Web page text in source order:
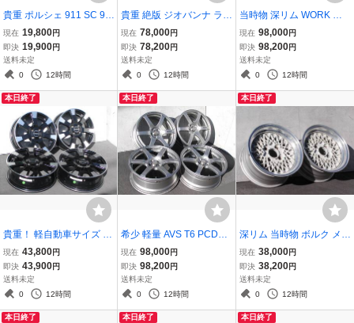
貴重 ポルシェ 911 SC 93
0 1979年 ブロアモータ
ー ブロアファン 純正
現在 19,800円
即決 19,900円
送料未定
0
12時間
貴重 絶版 ジオバンナ ラダ
ー5 8.5J 10J 114.3-5H ク
ラウン アリスト レクサス
GS アルファード ヴェル
ファイア フーガ V35 V36
現在 78,000円
即決 78,200円
送料未定
0
12時間
当時物 深リム WORK ヴ
ァリアンツァ T1S 8J 9J
クラウン シーマ マークX
ソアラ ヴェルファイア S1
5 BBS LM マイスターS1
現在 98,000円
即決 98,200円
送料未定
0
12時間
本日終了
貴重！ 軽自動車サイズ E
SEEX ES16 5.5J PCD100
-4H ムーブ エブリィ N-B
OX コペン デイズ ワゴン
R ラパン TE37 LM BBS R
現在 43,800円
即決 43,900円
送料未定
0
12時間
本日終了
希少 軽量 AVS T6 PCD10
0 7.5J +48 レガシィ イン
プレッサ フォレスター プ
リウス カルディナ 86 BR
Z STI BBS LM TE37 CE28
現在 98,000円
即決 98,200円
送料未定
0
12時間
本日終了
深リム 当時物 ボルク メッ
シュ 7J+14 114.3-4H 2本
AE86 カリーナ カプチー
ノ アルト ハコスカ GX71
SSR TE37 ワタナベ ハヤ
現在 38,000円
即決 38,200円
送料未定
0
12時間
本日終了 本日終了 本日終了